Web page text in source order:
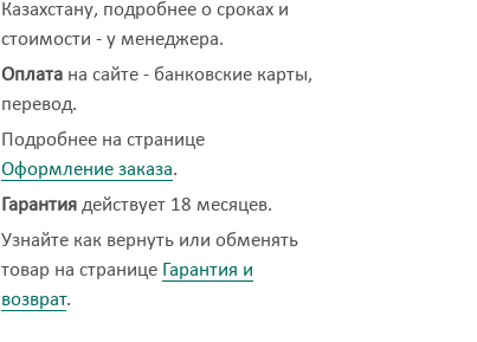
Казахстану, подробнее о сроках и
стоимости - у менеджера.
Оплата на сайте - банковские карты,
перевод.
Подробнее на странице
Оформление заказа.
Гарантия действует 18 месяцев.
Узнайте как вернуть или обменять
товар на странице Гарантия и
возврат.